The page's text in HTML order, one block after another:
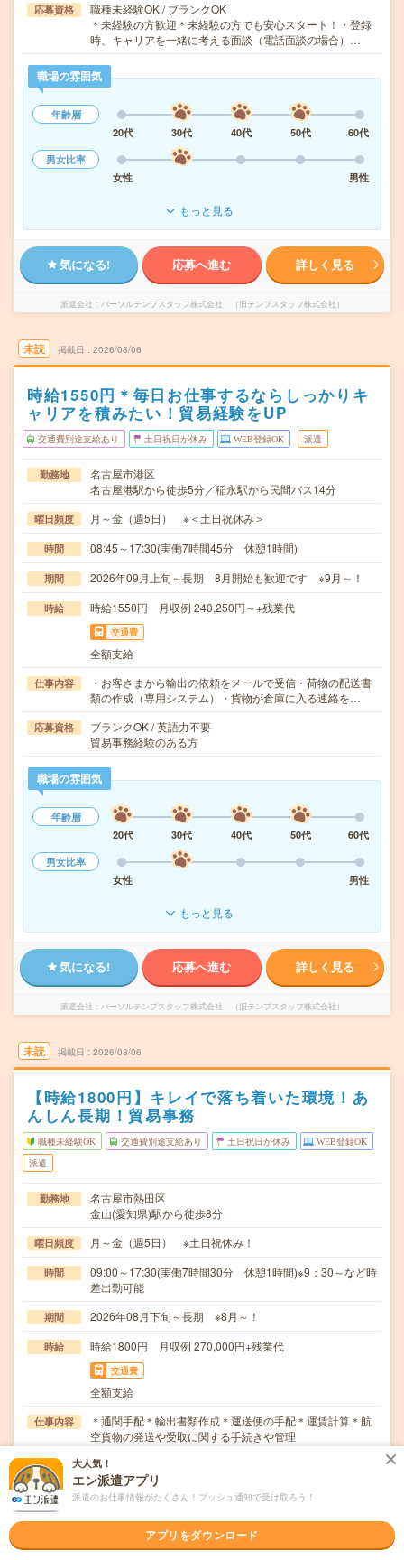
応募資格
職種未経験OK / ブランクOK
＊未経験の方歓迎＊未経験の方でも安心スタート！・登録
時、キャリアを一緒に考える面談（電話面談の場合）…
職場の雰囲気
年齢層
20代
30代 40代 50代
60代
男女比率
女性
男性
もっと見る
気になる! 応募へ進む 詳しく見る
派遣会社 パーソルテンプスタッフ株式会社 （旧テンプスタッフ株式会社）
未読 掲載日 2026/08/06
時給1550円＊毎日お仕事するならしっかりキ
ャリアを積みたい！貿易経験をUP
交通費別途支給あり 土日祝日が休み WEB登録OK 派遣
勤務地
名古屋市港区
名古屋港駅から徒歩5分／稲永駅から民間バス14分
曜日頻度 月～金（週5日） ※＜土日祝休み＞
時間 08:45～17:30(実働7時間45分 休憩1時間)
期間 2026年09月上旬～長期 8月開始も歓迎です ※9月～！
時給 時給1550円 月収例 240,250円～+残業代
交通費
全額支給
仕事内容
・お客さまから輸出の依頼をメールで受信・荷物の配送書
類の作成（専用システム）・貨物が倉庫に入る連絡を…
応募資格
ブランクOK / 英語力不要
貿易事務経験のある方
職場の雰囲気
年齢層
20代
30代 40代 50代
60代
男女比率
女性
男性
もっと見る
気になる! 応募へ進む 詳しく見る
派遣会社 パーソルテンプスタッフ株式会社 （旧テンプスタッフ株式会社）
未読 掲載日 2026/08/06
【時給1800円】キレイで落ち着いた環境！あ
んしん長期！貿易事務
職種未経験OK 交通費別途支給あり 土日祝日が休み WEB登録OK
派遣
勤務地
名古屋市熱田区
金山(愛知県)駅から徒歩8分
曜日頻度 月～金（週5日） ※土日祝休み！
時間
09:00～17:30(実働7時間30分 休憩1時間)※9：30～など時
差出勤可能
期間 2026年08月下旬～長期 ※8月～！
時給 時給1800円 月収例 270,000円+残業代
交通費
全額支給
仕事内容
＊通関手配＊輸出書類作成＊運送便の手配＊運賃計算＊航
空貨物の発送や受取に関する手続きや管理
応募資格
職種未経験OK / ブランクOK / パソコンスキル不要 / 英語力
不要
＊未経験の方歓迎＊未経験の方でも安心スタート！・登録
職場の雰囲気
大人気！
エン派遣アプリ
派遣のお仕事情報がたくさん！プッシュ通知で受け取ろう！
アプリをダウンロード